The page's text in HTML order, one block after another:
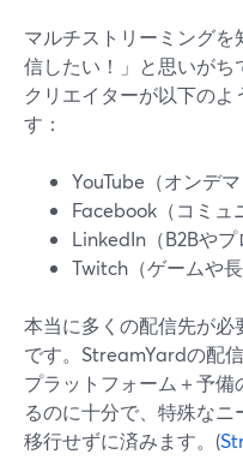
マルチストリーミング
信したい！」と思いが
クリエイターが以下のよ
す：
YouTube（オンデ
Facebook（コミュ
LinkedIn（B2Bやプ
Twitch（ゲームや長
本当に多くの配信先が
です。StreamYardの配
プラットフォーム＋予備
るのに十分で、特殊な
移行せずに済みます。(